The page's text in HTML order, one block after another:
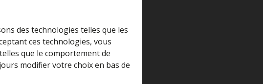
des technologies telles que les
ces technologies, vous
que le comportement de
modifier votre choix en bas de